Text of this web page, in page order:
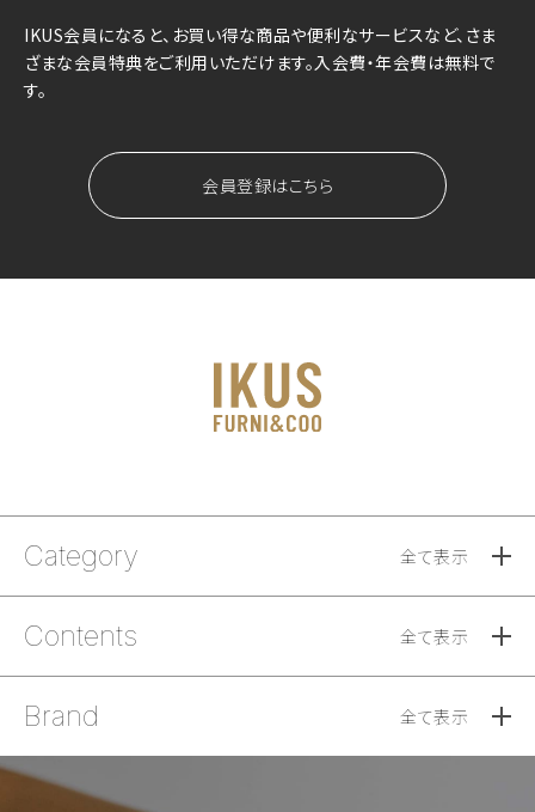
IKUS会員になると、お買い得な商品や便利なサービスなど、さま
ざまな会員特典をご利用いただけます。入会費・年会費は無料で
す。
会員登録はこちら
Category 全て表示
Contents 全て表示
Brand 全て表示